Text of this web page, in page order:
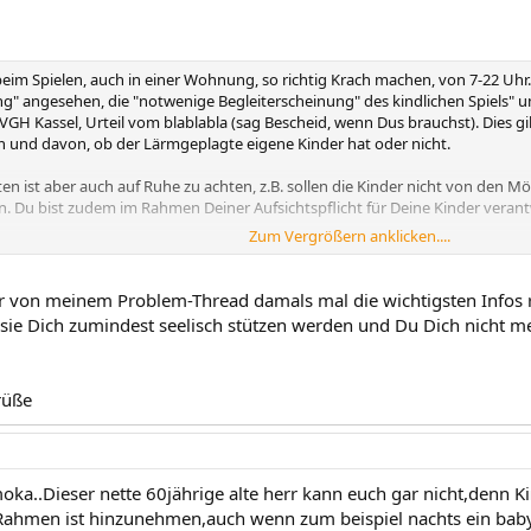
einen Freiraum, indem sie spielen, rennen, toben - sich
Folge ist, daß durch das Spielen mehrerer Kinder oft
so große Belastung?! Flugzeuge und Verkehrslärm sind mit
also warum wird eigentlich normales Spielverhalten von
Gegenüber Kindern kann jeder, der es für nötig hält,
hinterherzuschreien wäre hingegen sinnlos. Dazu paßt zudem,
nehmen zu jeder Tages- und nachtzeit zu feiern, laute Musik
Viel zu oft endet dieser Konflikt leider vor Gericht. Die beantragte
gem. §1004 Abs. 1, BGB. Meistens jedoch entscheiden
oft mit der Begründung, daß diese Art Beeinträchtigung zumutbar
nicht stattzugeben sei, gem. §1004 Abs. 2 BGB, abgelehnt.
im Mehrfamilienhaus ist hinzunehmen. Die Üblichkeit
Dritter, sowie den Bedürfnissen der Kinder und ihrer
559 (LT)
hat die Geräusche, die naturgemäß dem
des Wohnnachbarn entsprechen, hinzunehmen.
- 472 (LT)
Kindern ist auch empfindlichen Nachbarn zumutbar.
Sept. 1989
Spielen, auch in einer Wohnung, so richtig Krach machen, von 7-22
angesehen, die "notwenige Begleiterscheinung" des kindlichen Spiels"
Kassel, Urteil vom blablabla (sag Bescheid, wenn Dus brauchst).
und davon, ob der Lärmgeplagte eigene Kinder hat oder nicht.
ist aber auch auf Ruhe zu achten, z.B. sollen die Kinder nicht von den
Du bist zudem im Rahmen Deiner Aufsichtspflicht für Deine Kinder
Kinder machen Lärm, die Gerichtsbarkeit weiss das und deswegen
Zum Vergrößern anklicken....
von meinem Problem-Thread damals mal die wichtigsten Infos
Dich zumindest seelisch stützen werden und Du Dich nicht
nette 60jährige alte herr kann euch gar nicht,denn
ist hinzunehmen,auch wenn zum beispiel nachts ein